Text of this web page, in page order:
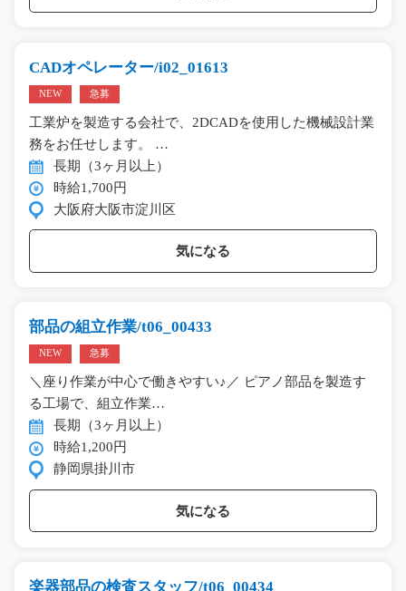
CADオペレーター/i02_01613
NEW 急募
工業炉を製造する会社で、2DCADを使用した機械設計業
務をお任せします。 …
長期（3ヶ月以上）
時給1,700円
大阪府大阪市淀川区
気になる
部品の組立作業/t06_00433
NEW 急募
＼座り作業が中心で働きやすい♪／ ピアノ部品を製造す
る工場で、組立作業…
長期（3ヶ月以上）
時給1,200円
静岡県掛川市
気になる
楽器部品の検査スタッフ/t06_00434